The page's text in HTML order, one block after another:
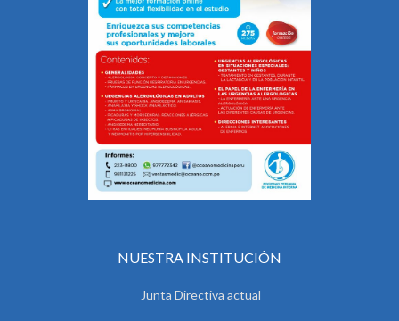
NUESTRA INSTITUCIÓN
Junta Directiva actual